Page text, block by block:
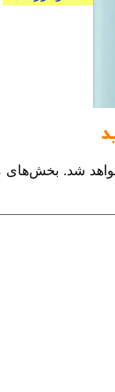
شد. بخش‌های